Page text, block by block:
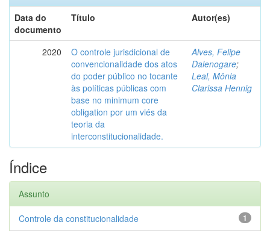
Data do
documento
Título Autor(es)
2020
O controle jurisdicional de
convencionalidade dos atos
do poder público no tocante
às políticas públicas com
base no minimum core
obligation por um viés da
teoria da
interconstitucionalidade.
Alves, Felipe
Dalenogare;
Leal, Mônia
Clarissa Hennig
Índice
Assunto
1
Controle da constitucionalidade